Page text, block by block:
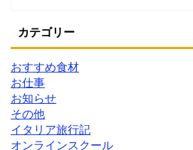
カテゴリー
おすすめ食材
お仕事
お知らせ
その他
イタリア旅行記
オンラインスクール